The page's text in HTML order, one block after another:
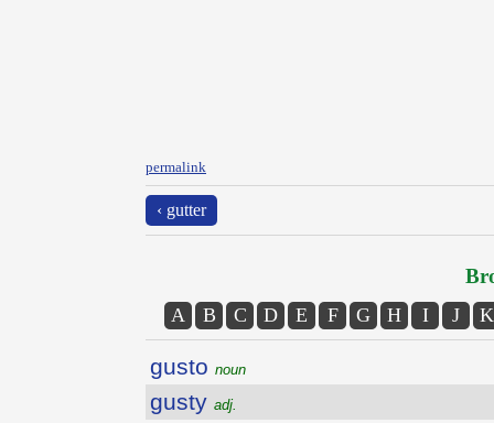
permalink
‹ gutter
A B C D E F G H I J K
gusto noun
gusty adj.